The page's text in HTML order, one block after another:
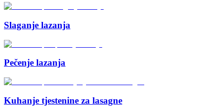
Slaganje lazanja
Pečenje lazanja
Kuhanje tjestenine za lasagne